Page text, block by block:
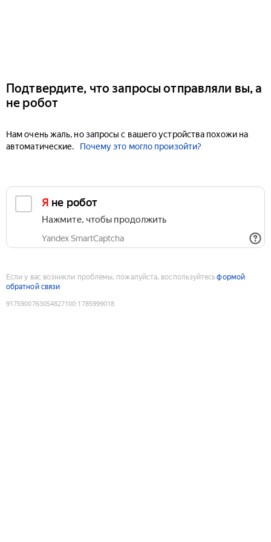
Подтвердите, что запросы отправляли вы, а
не робот
Нам очень жаль, но запросы с вашего устройства похожи на
автоматические.
Почему это могло произойти?
Я не робот
Нажмите, чтобы продолжить
Yandex SmartCaptcha
Если у вас возникли проблемы, пожалуйста, воспользуйтесьформой
обратной связи
9175900763054827100:1785999018